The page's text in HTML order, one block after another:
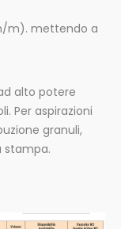
m). mettendo a
alto potere
Per aspirazioni
granuli,
stampa.